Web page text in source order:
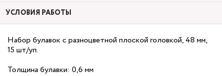
УСЛОВИЯ РАБОТЫ
Набор булавок с разноцветной плоской головкой, 48 мм,
15 шт/уп.
Толщина булавки: 0,6 мм